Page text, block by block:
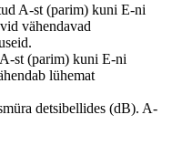
A-st (parim) kuni E-ni
vähendavad
st (parim) kuni E-ni
lühemat
detsibellides (dB). A-